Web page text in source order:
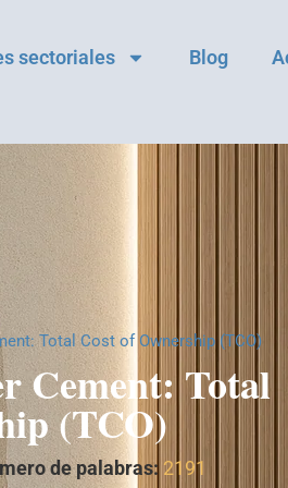
sectoriales Blog
Total Cost of Ownership (TCO)
Cement: Total
(TCO)
de palabras: 2191